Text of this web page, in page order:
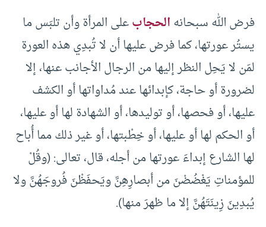
فرض الله سبحانهالحجابعلى المرأة وأن تلبَس ما
يستُر عورتها، كما فرض عليها أن لا تُبدِي هذه العورة
لمَن لا يَحِل النظر إليها من الرجال الأجانب عنها، إلا
لضرورة أو حاجة، كإبدائها عند مُداواتها أو الكشف
عليها، أو فحصها، أو توليدها، أو الشهادة لها أو عليها،
أو الحكم لها أو عليها، أو خِطْبتها، أو غير ذلك مما أُباح
لها الشارع إبداءَ عورتها من أجله، قال، تعالى: (وقُلْ
للمؤمناتِ يَغْضُضْنَ من أبصارِهِنَّ ويَحفَظْنَ فُروجَهُنَّ ولا
يُبدِينَ زِينَتَهُنَّ إلا ما ظهرَ منها).